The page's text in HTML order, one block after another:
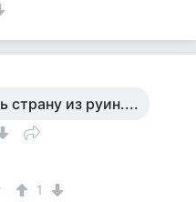
страну из руин....
1